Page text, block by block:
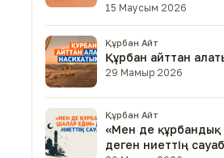
15 Маусым 2026
Құрбан Айт
Құрбан айттан
29 Мамыр 2026
Құрбан Айт
«Мен де құрбандық
деген ниеттің